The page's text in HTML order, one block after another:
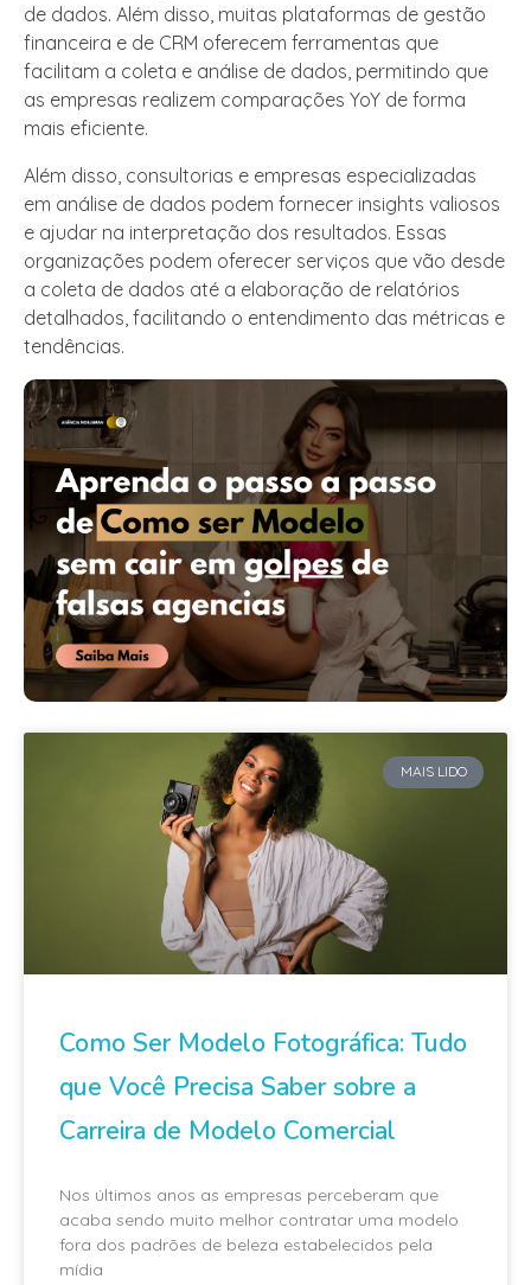
de dados. Além disso, muitas plataformas de gestão
financeira e de CRM oferecem ferramentas que
facilitam a coleta e análise de dados, permitindo que
as empresas realizem comparações YoY de forma
mais eficiente.
Além disso, consultorias e empresas especializadas
em análise de dados podem fornecer insights valiosos
e ajudar na interpretação dos resultados. Essas
organizações podem oferecer serviços que vão desde
a coleta de dados até a elaboração de relatórios
detalhados, facilitando o entendimento das métricas e
tendências.
MAIS LIDO
Como Ser Modelo Fotográfica: Tudo
que Você Precisa Saber sobre a
Carreira de Modelo Comercial
Nos últimos anos as empresas perceberam que
acaba sendo muito melhor contratar uma modelo
fora dos padrões de beleza estabelecidos pela
mídia